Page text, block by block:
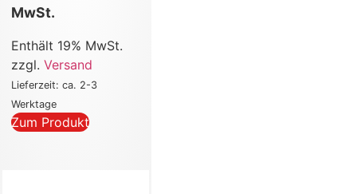
MwSt.
Enthält 19% MwSt.
zzgl.Versand
Lieferzeit: ca. 2-3
Werktage
Zum Produkt